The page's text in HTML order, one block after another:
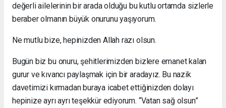
değerli ailelerinin bir arada olduğu bu kutlu ortamda sizlerle
beraber olmanın büyük onurunu yaşıyorum.
Ne mutlu bize, hepinizden Allah razı olsun.
Bugün biz bu onuru, şehitlerimizden bizlere emanet kalan
gurur ve kıvancı paylaşmak için bir aradayız. Bu nazik
davetimizi kırmadan buraya icabet ettiğinizden dolayı
hepinize ayrı ayrı teşekkür ediyorum. “Vatan sağ olsun”